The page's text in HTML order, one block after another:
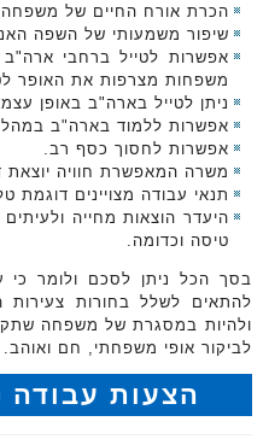
הכרת אורח החיים של משפחה
שיפור משמעותי של השפה
אפשרות לטייל ברחבי
משפחות מצרפות את האופר
ניתן לטייל בארה"ב באופן
אפשרות ללמוד בארה"ב
אפשרות לחסוך כסף רב.
משרה המאפשרת חוויה יוצאת
תנאי עבודה מצויינים דוגמת
היעדר הוצאות מחייה
טיסה וכדומה.
בסך הכל ניתן לסכם ולומר כי
להתאים לשלל בחורות צעירות
ולהיות במסגרת של משפחה
לביקור אופי משפחתי, חם ואוהב.
הצעות